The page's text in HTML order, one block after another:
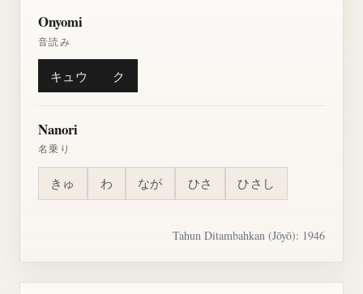
Onyomi
音読み
キュウ ク
Nanori
名乗り
きゅ わ なが ひさ ひさし
Tahun Ditambahkan (Jōyō): 1946